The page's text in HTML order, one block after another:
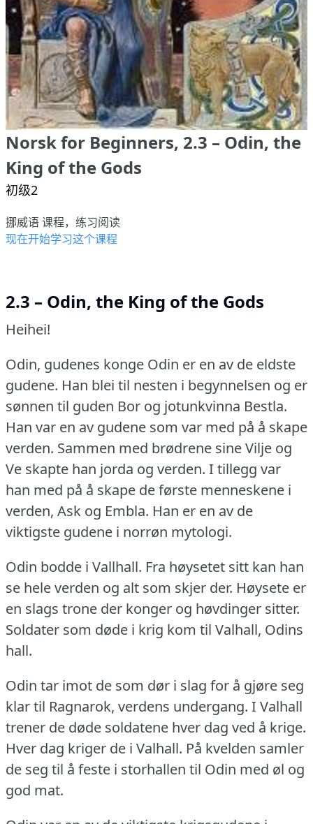
Norsk for Beginners, 2.3 – Odin, the
King of the Gods
初级2
挪威语 课程，练习阅读
现在开始学习这个课程
2.3 – Odin, the King of the Gods
Heihei!
Odin, gudenes konge Odin er en av de eldste
gudene. Han blei til nesten i begynnelsen og er
sønnen til guden Bor og jotunkvinna Bestla.
Han var en av gudene som var med på å skape
verden. Sammen med brødrene sine Vilje og
Ve skapte han jorda og verden. I tillegg var
han med på å skape de første menneskene i
verden, Ask og Embla. Han er en av de
viktigste gudene i norrøn mytologi.
Odin bodde i Vallhall. Fra høysetet sitt kan han
se hele verden og alt som skjer der. Høysete er
en slags trone der konger og høvdinger sitter.
Soldater som døde i krig kom til Valhall, Odins
hall.
Odin tar imot de som dør i slag for å gjøre seg
klar til Ragnarok, verdens undergang. I Valhall
trener de døde soldatene hver dag ved å krige.
Hver dag kriger de i Valhall. På kvelden samler
de seg til å feste i storhallen til Odin med øl og
god mat.